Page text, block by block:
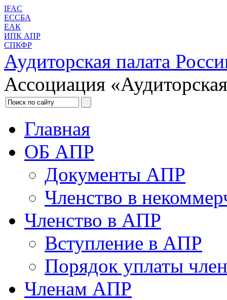
IFAC
ЕССБА
ЕАК
ИПК АПР
СПКФР
Аудиторская палата
Ассоциация
Главная
ОБ АПР
Документы АПР
Членство в
Членство в АПР
Вступление в АПР
Порядок уплаты
Членам АПР